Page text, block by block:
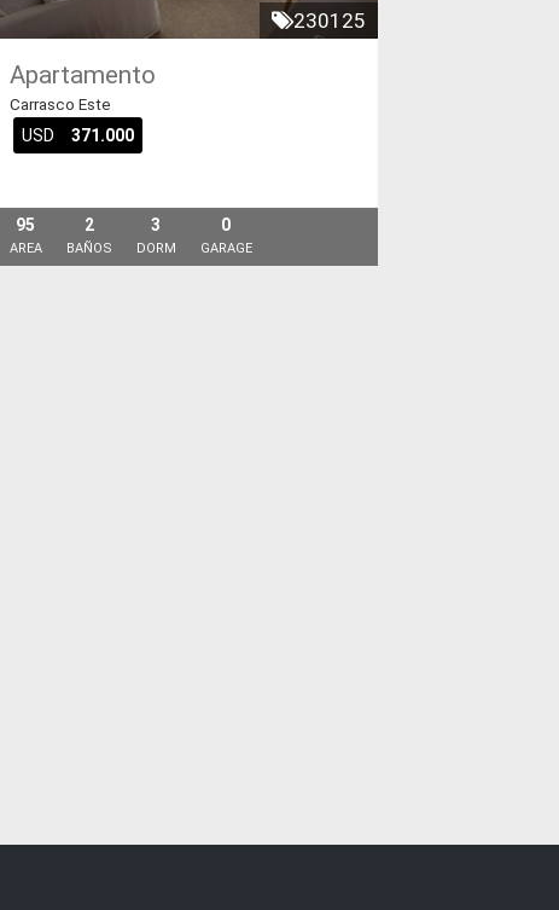
230125
Apartamento
Carrasco Este
USD 371.000
95
AREA
2
BAÑOS
3
DORM
0
GARAGE